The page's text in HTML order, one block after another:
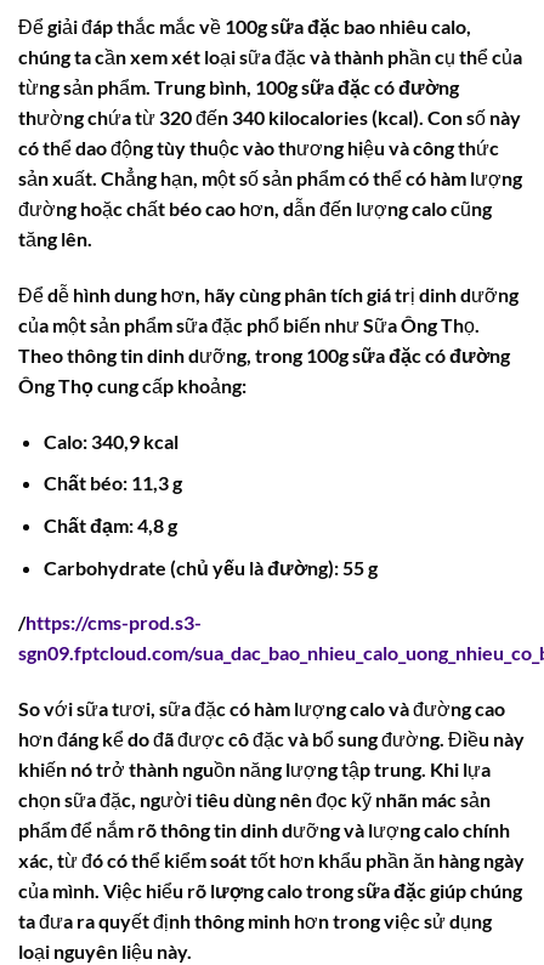
Để giải đáp thắc mắc về 100g sữa đặc bao nhiêu calo,
chúng ta cần xem xét loại sữa đặc và thành phần cụ thể của
từng sản phẩm. Trung bình, 100g sữa đặc có đường
thường chứa từ 320 đến 340 kilocalories (kcal). Con số này
có thể dao động tùy thuộc vào thương hiệu và công thức
sản xuất. Chẳng hạn, một số sản phẩm có thể có hàm lượng
đường hoặc chất béo cao hơn, dẫn đến lượng calo cũng
tăng lên.
Để dễ hình dung hơn, hãy cùng phân tích giá trị dinh dưỡng
của một sản phẩm sữa đặc phổ biến như Sữa Ông Thọ.
Theo thông tin dinh dưỡng, trong100g sữa đặc có đường
Ông Thọcung cấp khoảng:
Calo: 340,9 kcal
Chất béo: 11,3 g
Chất đạm: 4,8 g
Carbohydrate (chủ yếu là đường): 55 g
/https://cms-prod.s3-
sgn09.fptcloud.com/
So với sữa tươi, sữa đặc có hàm lượng calo và đường cao
hơn đáng kể do đã được cô đặc và bổ sung đường. Điều này
khiến nó trở thành nguồn năng lượng tập trung. Khi lựa
chọn sữa đặc, người tiêu dùng nên đọc kỹ nhãn mác sản
phẩm để nắm rõ thông tin dinh dưỡng và lượng calo chính
xác, từ đó có thể kiểm soát tốt hơn khẩu phần ăn hàng ngày
của mình. Việc hiểu rõ lượng calo trong sữa đặcgiúp chúng
ta đưa ra quyết định thông minh hơn trong việc sử dụng
loại nguyên liệu này.